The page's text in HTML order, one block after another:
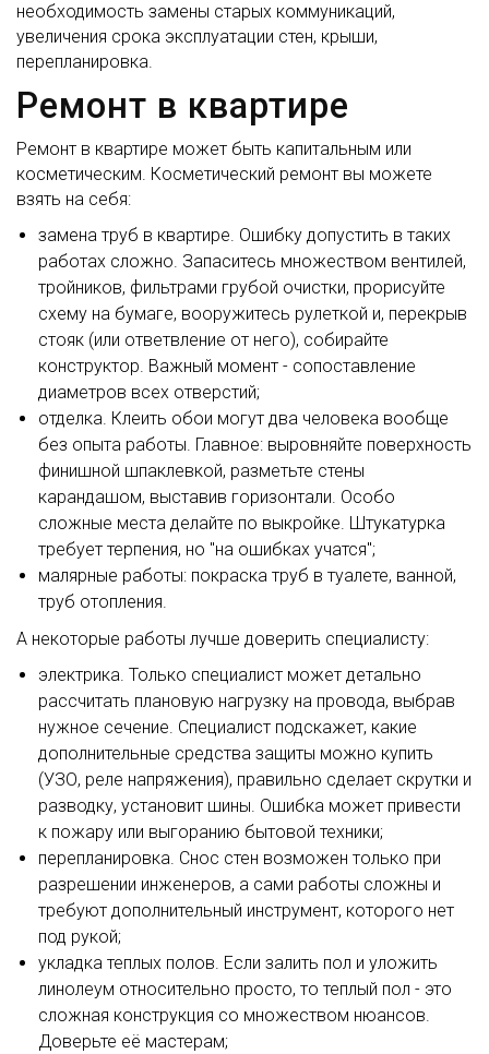
необходимость замены старых коммуникаций,
увеличения срока эксплуатации стен, крыши,
перепланировка.
Ремонт в квартире
Ремонт в квартире может быть капитальным или
косметическим. Косметический ремонт вы можете
взять на себя:
замена труб в квартире. Ошибку допустить в таких
работах сложно. Запаситесь множеством вентилей,
тройников, фильтрами грубой очистки, прорисуйте
схему на бумаге, вооружитесь рулеткой и, перекрыв
стояк (или ответвление от него), собирайте
конструктор. Важный момент - сопоставление
диаметров всех отверстий;
отделка. Клеить обои могут два человека вообще
без опыта работы. Главное: выровняйте поверхность
финишной шпаклевкой, разметьте стены
карандашом, выставив горизонтали. Особо
сложные места делайте по выкройке. Штукатурка
требует терпения, но "на ошибках учатся";
малярные работы: покраска труб в туалете, ванной,
труб отопления.
А некоторые работы лучше доверить специалисту:
электрика. Только специалист может детально
рассчитать плановую нагрузку на провода, выбрав
нужное сечение. Специалист подскажет, какие
дополнительные средства защиты можно купить
(УЗО, реле напряжения), правильно сделает скрутки и
разводку, установит шины. Ошибка может привести
к пожару или выгоранию бытовой техники;
перепланировка. Снос стен возможен только при
разрешении инженеров, а сами работы сложны и
требуют дополнительный инструмент, которого нет
под рукой;
укладка теплых полов. Если залить пол и уложить
линолеум относительно просто, то теплый пол - это
сложная конструкция со множеством нюансов.
Доверьте её мастерам;